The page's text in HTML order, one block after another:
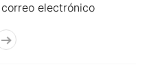
electrónico